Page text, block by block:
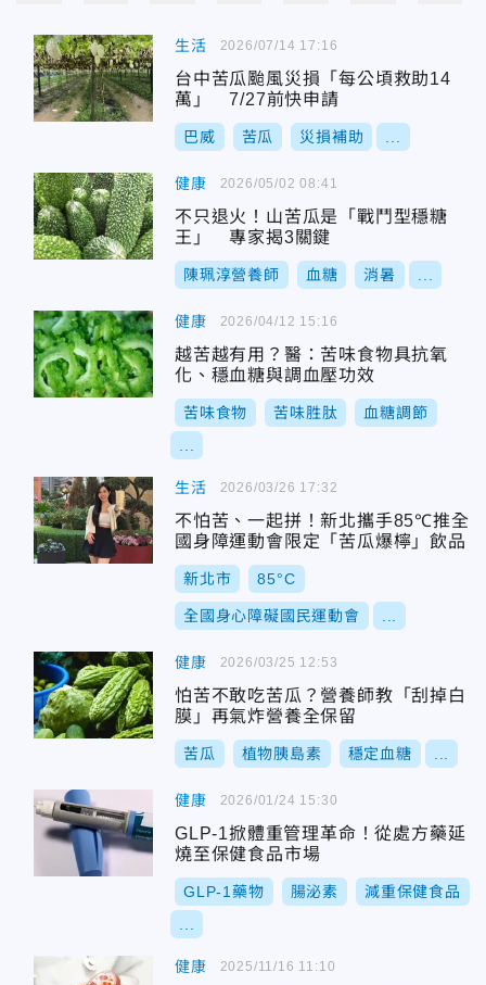
生活
台中苦瓜颱風災損「每公頃救助14
萬」 7/27前快申請
巴威 苦瓜 災損補助
2026/07/14 17:16
健康
不只退火！山苦瓜是「戰鬥型穩糖
王」 專家揭3關鍵
陳珮淳營養師 血糖 消暑
2026/05/02 08:41
健康
越苦越有用？醫：苦味食物具抗氧
化、穩血糖與調血壓功效
苦味食物 苦味胜肽 血糖調節
2026/04/12 15:16
生活
不怕苦、一起拼！新北攜手85℃推全
國身障運動會限定「苦瓜爆檸」飲品
新北市 85°C
全國身心障礙國民運動會
2026/03/26 17:32
健康
怕苦不敢吃苦瓜？營養師教「刮掉白
膜」再氣炸營養全保留
苦瓜 植物胰島素 穩定血糖
2026/03/25 12:53
健康
GLP-1掀體重管理革命！從處方藥延
燒至保健食品市場
GLP-1藥物 腸泌素 減重保健食品
2026/01/24 15:30
健康 2025/11/16 11:10